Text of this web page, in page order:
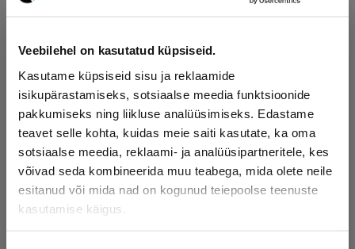
Veebilehel on kasutatud küpsiseid.
Kasutame küpsiseid sisu ja reklaamide
isikupärastamiseks, sotsiaalse meedia funktsioonide
pakkumiseks ning liikluse analüüsimiseks. Edastame
teavet selle kohta, kuidas meie saiti kasutate, ka oma
sotsiaalse meedia, reklaami- ja analüüsipartneritele, kes
võivad seda kombineerida muu teabega, mida olete neile
esitanud või mida nad on kogunud teiepoolse teenuste
kasutamise käigus.
Dekoratiivkivi Kruus